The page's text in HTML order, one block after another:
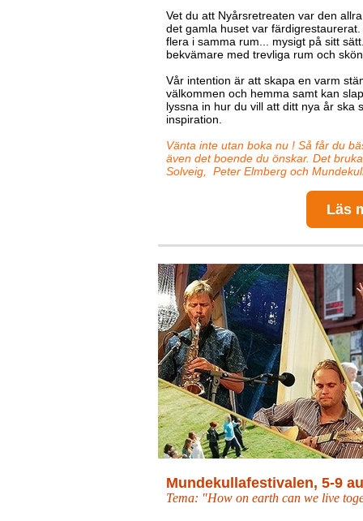
Vet du att Nyårsretreaten var den
det gamla huset var
flera i samma rum... mysigt på sitt
bekvämare med trevliga rum och
Vår intention är att skapa en varm
välkommen och hemma samt kan
lyssna in hur du vill att ditt nya år ska
inspiration.
Vänta inte utan boka nu ! Så får du
även det boende du önskar. Det
Solveig, Peter Elmberg och
Läs
Mundekullafestivalen, 5-9
Tema: "How on earth can we live